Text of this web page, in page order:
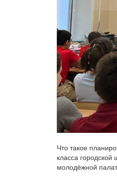
Что такое
класса
молодёжной